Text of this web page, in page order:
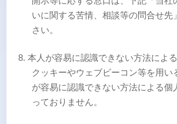
いに関する苦情、相談等の問合せ先
さい。
本人が容易に認識できない方法によ
クッキーやウェブビーコン等を用い
が容易に認識できない方法による個
っておりません。